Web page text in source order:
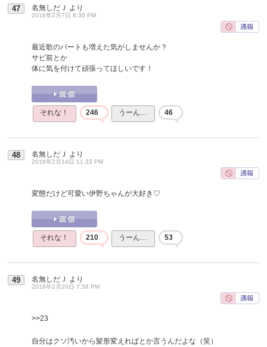
47 名無しだＪ より
2016年2月7日 8:30 PM
最近歌のパートも増えた気がしませんか？
サビ前とか
体に気を付けて頑張ってほしいです！
それな！ 246 うーん… 46
48 名無しだＪ より
2016年2月14日 11:33 PM
変態だけど可愛い伊野ちゃんが大好き♡
それな！ 210 うーん… 53
49 名無しだＪ より
2016年2月20日 7:58 PM
>>23
自分はクソ汚いから髪形変えればとか言うんだよな（笑）